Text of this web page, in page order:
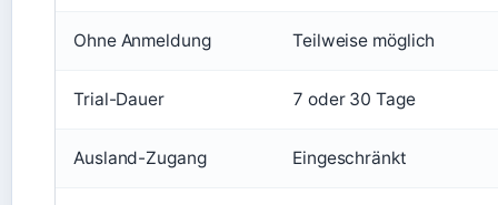
Ohne Anmeldung Teilweise möglich
Trial-Dauer 7 oder 30 Tage
Ausland-Zugang Eingeschränkt